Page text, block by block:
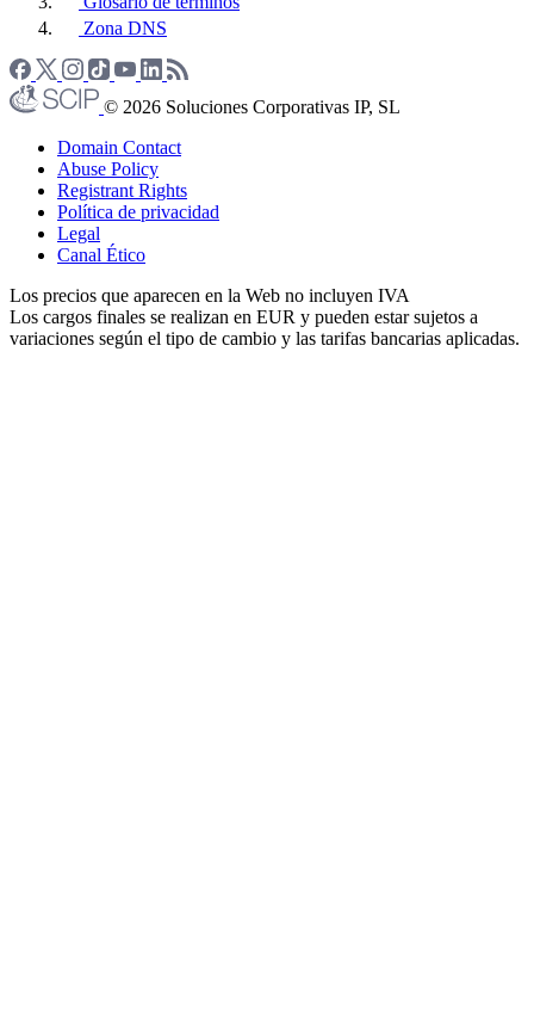
Zona DNS
© 2026 Soluciones Corporativas IP, SL
Domain Contact
Abuse Policy
Registrant Rights
Política de privacidad
Legal
Canal Ético
Los precios que aparecen en la Web no incluyen IVA
Los cargos finales se realizan en EUR y pueden estar sujetos a
variaciones según el tipo de cambio y las tarifas bancarias aplicadas.